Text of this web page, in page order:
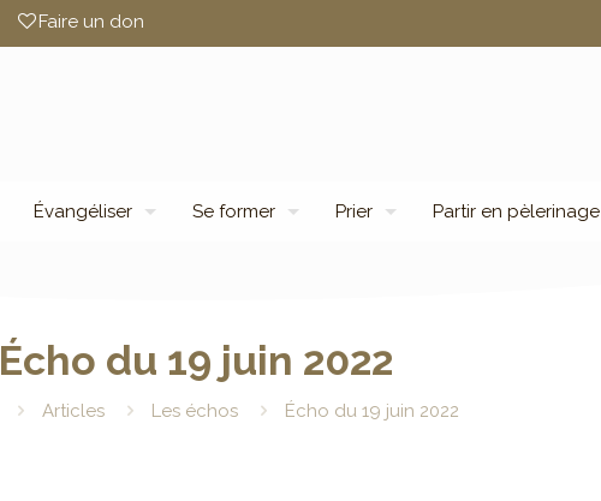
Faire un don
Évangéliser Se former Prier Partir en pèlerinage
Écho du 19 juin 2022
Articles Les échos Écho du 19 juin 2022